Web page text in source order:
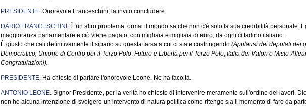
PRESIDENTE. Onorevole Franceschini, la invito concludere.
DARIO FRANCESCHINI . È un altro problema: ormai il mondo sa che non c'è solo la sua credibilità personale.
maggioranza parlamentare e ciò viene pagato, con migliaia e migliaia di euro, da ogni cittadino italiano.
È giusto che cali definitivamente il sipario su questa farsa a cui ci state costringendo (Applausi dei deputati dei
Democratico, Unione di Centro per il Terzo Polo, Futuro e Libertà per il Terzo Polo, Italia dei Valori e Misto-
Congratulazioni).
PRESIDENTE. Ha chiesto di parlare l'onorevole Leone. Ne ha facoltà.
ANTONIO LEONE. Signor Presidente, per la verità ho chiesto di intervenire meramente sull'ordine dei lavori.
non ho alcuna intenzione di svolgere un intervento di natura politica come ritengo sia il momento di fare da